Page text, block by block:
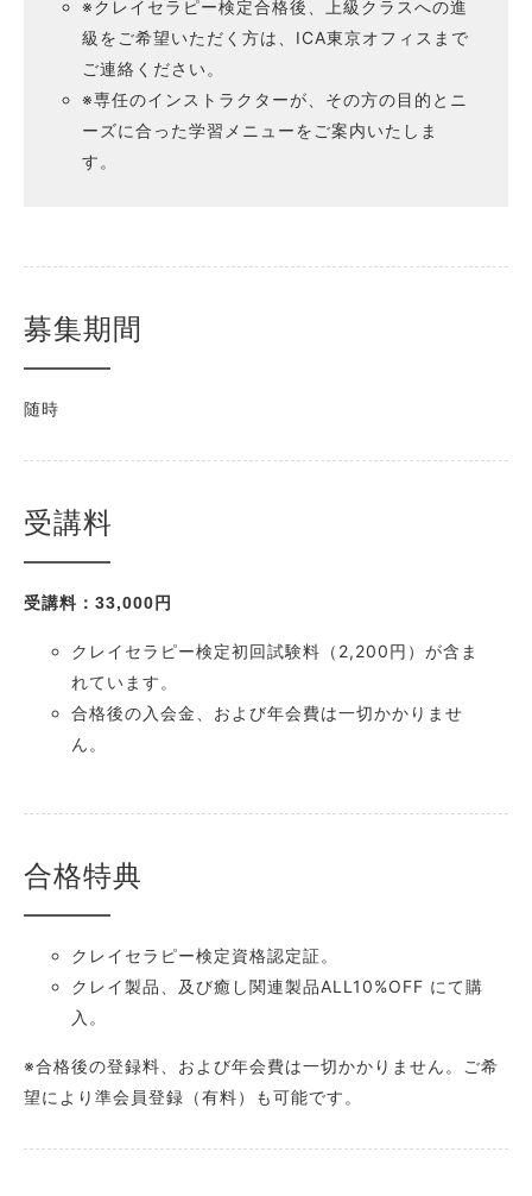
クレイセラピー検定合格後、上級クラスへの進
級をご希望いただく方は、ICA東京オフィスまで
ご連絡ください。
専任のインストラクターが、その方の目的とニ
ーズに合った学習メニューをご案内いたしま
す。
募集期間
随時
受講料
受講料：33,000円
クレイセラピー検定初回試験料（2,200円）が含ま
れています。
合格後の入会金、および年会費は一切かかりませ
ん。
合格特典
クレイセラピー検定資格認定証。
クレイ製品、及び癒し関連製品ALL10%OFF にて購
入。
※合格後の登録料、および年会費は一切かかりません。ご希
望により準会員登録（有料）も可能です。